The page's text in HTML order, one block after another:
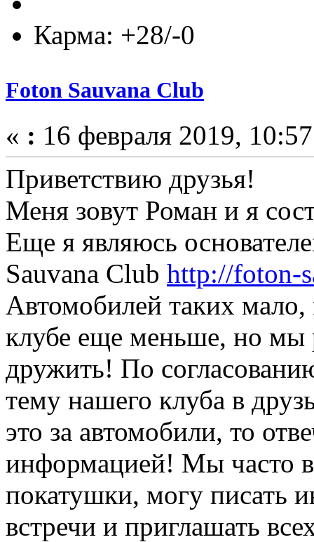
Карма: +28/-0
Foton Sauvana Club
« : 16 февраля 2019,
Приветствию друзья!
Меня зовут Роман и я
Еще я являюсь
Sauvana Club http://foton-
Автомобилей таких
клубе еще меньше, но мы
дружить! По
тему нашего клуба в
это за автомобили, то
информацией! Мы часто
покатушки, могу писать
встречи и приглашать